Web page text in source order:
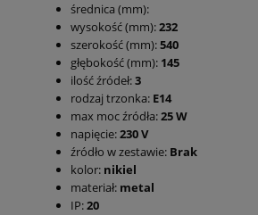
średnica (mm):
wysokość (mm):232
szerokość (mm):540
głębokość (mm): 145
ilość źródeł:3
rodzaj trzonka: E14
max moc źródła:25 W
napięcie:230 V
źródło w zestawie: Brak
kolor: nikiel
materiał: metal
IP:20